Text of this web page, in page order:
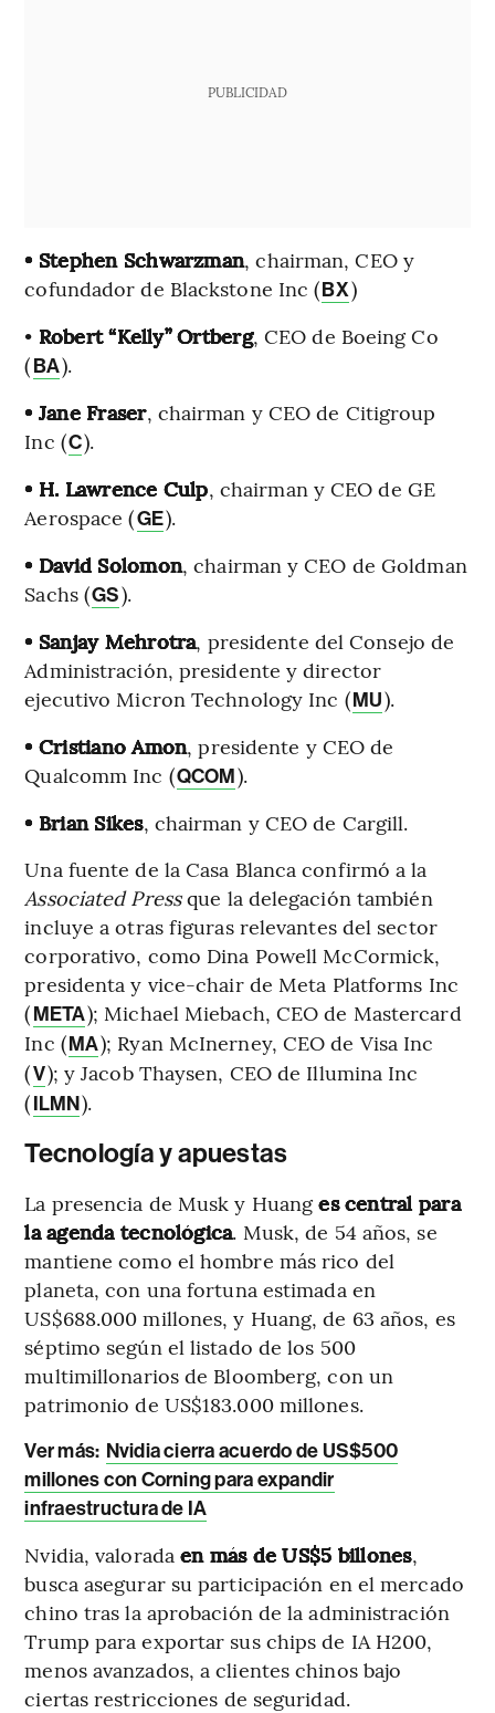
PUBLICIDAD
• Stephen Schwarzman, chairman, CEO y
cofundador de Blackstone Inc (BX)
• Robert “Kelly” Ortberg, CEO de Boeing Co
(BA).
• Jane Fraser, chairman y CEO de Citigroup
Inc (C).
• H. Lawrence Culp, chairman y CEO de GE
Aerospace (GE).
• David Solomon, chairman y CEO de Goldman
Sachs (GS).
• Sanjay Mehrotra, presidente del Consejo de
Administración, presidente y director
ejecutivo Micron Technology Inc (MU).
• Cristiano Amon, presidente y CEO de
Qualcomm Inc (QCOM).
• Brian Sikes, chairman y CEO de Cargill.
Una fuente de la Casa Blanca confirmó a la
Associated Pressque la delegación también
incluye a otras figuras relevantes del sector
corporativo, como Dina Powell McCormick,
presidenta y vice-chair de Meta Platforms Inc
(META); Michael Miebach, CEO de Mastercard
Inc (MA); Ryan McInerney, CEO de Visa Inc
(V); y Jacob Thaysen, CEO de Illumina Inc
(ILMN).
Tecnología y apuestas
La presencia de Musk y Huanges central para
la agenda tecnológica. Musk, de 54 años, se
mantiene como el hombre más rico del
planeta, con una fortuna estimada en
US$688.000 millones, y Huang, de 63 años, es
séptimo según el listado de los 500
multimillonarios de Bloomberg, con un
patrimonio de US$183.000 millones.
Ver más: Nvidia cierra acuerdo de US$500
millones con Corning para expandir
infraestructura de IA
Nvidia, valoradaen más de US$5 billones,
busca asegurar su participación en el mercado
chino tras la aprobación de la administración
Trump para exportar sus chips de IA H200,
menos avanzados, a clientes chinos bajo
ciertas restricciones de seguridad.